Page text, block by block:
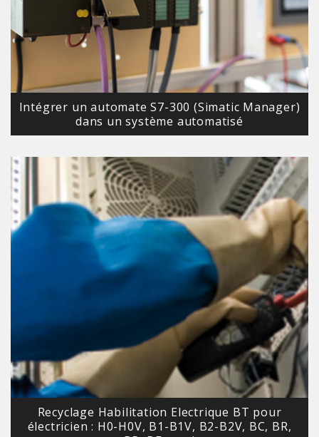
Intégrer un automate S7-300 (Simatic Manager)
dans un système automatisé
Recyclage Habilitation Electrique BT pour
électricien : H0-H0V, B1-B1V, B2-B2V, BC, BR,